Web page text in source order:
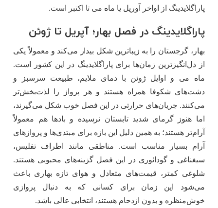
پاراگلایدینگ از اواخر آوریل یا ماه می تا اکتبر است.
پاراگلایدینگ در فصل بهار؛ آپریل تا ژوئن
بهار، گرجستان را به زیباترین شکل بیدار می‌کند و معمولاً یکی
از دل‌انگیزترین زمان‌ها برای پاراگلایدینگ در این کشور است.
ماه می و اوایل ژوئن با دمای ملایم، طبیعت سرسبز و
دشت‌های شکوفا همراه هستند و هر پرواز را لذت‌بخش‌تر
می‌کنند. جریان‌های حرارتی در این فصل خوب شکل می‌گیرند،
اما هنوز گرمای شدید تابستان نرسیده و بادها هم معمولاً
آرام‌تر هستند؛ به همین دلیل این بازه برای مبتدی‌ها و پروازهای
آرام بسیار مناسب است. مناطقی مانند اطراف تفلیس،
سیغناغی و گودائوری در این فصل گزینه‌های محبوبی هستند.
شلوغی کمتر، قیمت‌های متعادل و هوای تازه بهاری باعث
می‌شود این زمان برای کسانی که به دنبال پروازی
خوش‌منظره و بدون ازدحام هستند، انتخابی عالی باشد.